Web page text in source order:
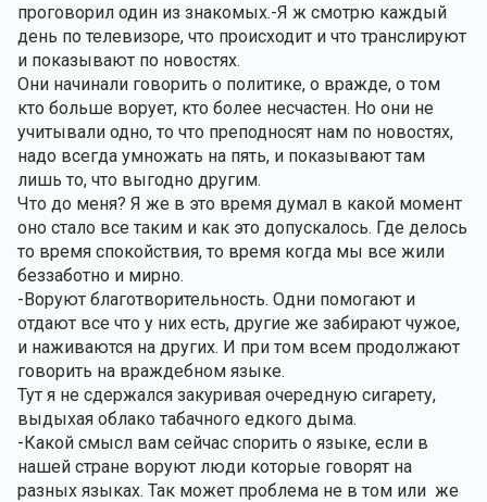
проговорил один из знакомых.-Я ж смотрю каждый
день по телевизоре, что происходит и что транслируют
и показывают по новостях.
Они начинали говорить о политике, о вражде, о том
кто больше ворует, кто более несчастен. Но они не
учитывали одно, то что преподносят нам по новостях,
надо всегда умножать на пять, и показывают там
лишь то, что выгодно другим.
Что до меня? Я же в это время думал в какой момент
оно стало все таким и как это допускалось. Где делось
то время спокойствия, то время когда мы все жили
беззаботно и мирно.
-Воруют благотворительность. Одни помогают и
отдают все что у них есть, другие же забирают чужое,
и наживаются на других. И при том всем продолжают
говорить на враждебном языке.
Тут я не сдержался закуривая очередную сигарету,
выдыхая облако табачного едкого дыма.
-Какой смысл вам сейчас спорить о языке, если в
нашей стране воруют люди которые говорят на
разных языках. Так может проблема не в том или  же